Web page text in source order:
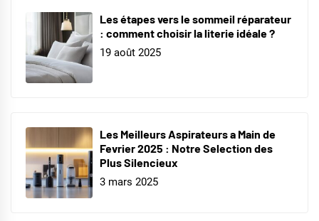
Les étapes vers le sommeil réparateur
: comment choisir la literie idéale ?
19 août 2025
Les Meilleurs Aspirateurs a Main de
Fevrier 2025 : Notre Selection des
Plus Silencieux
3 mars 2025